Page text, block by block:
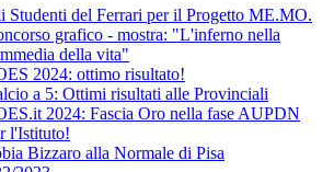
Studenti del Ferrari per il Progetto ME.MO.
grafico - mostra: "L'inferno nella
della vita"
2024: ottimo risultato!
a 5: Ottimi risultati alle Provinciali
2024: Fascia Oro nella fase AUPDN
l'Istituto!
Bizzaro alla Normale di Pisa